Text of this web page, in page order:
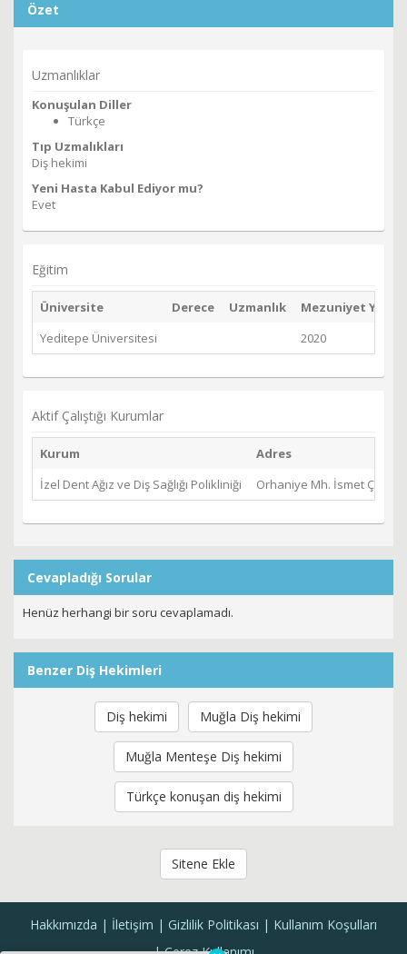
Özet
Uzmanlıklar
Konuşulan Diller
Türkçe
Tıp Uzmalıkları
Diş hekimi
Yeni Hasta Kabul Ediyor mu?
Evet
Eğitim
Üniversite Derece Uzmanlık
Mezuniyet Yılı
Yeditepe Üniversitesi
2020
Aktif Çalıştığı Kurumlar
Kurum
Adres
İzel Dent Ağız ve Diş Sağlığı Polikliniği
Orhaniye Mh. İsmet Çatak
Cevapladığı Sorular
Henüz herhangi bir soru cevaplamadı.
Benzer Diş Hekimleri
Diş hekimi Muğla Diş hekimi
Muğla Menteşe Diş hekimi
Türkçe konuşan diş hekimi
Sitene Ekle
Hakkımızda İletişim Gizlilik Politikası
Kullanım Koşulları